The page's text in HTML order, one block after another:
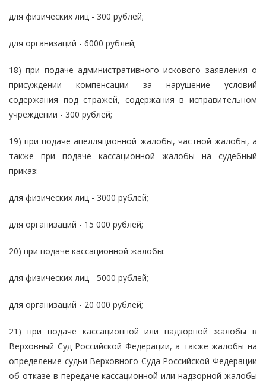
для физических лиц - 300 рублей;
для организаций - 6000 рублей;
18) при подаче административного искового заявления о
присуждении компенсации за нарушение условий
содержания под стражей, содержания в исправительном
учреждении - 300 рублей;
19) при подаче апелляционной жалобы, частной жалобы, а
также при подаче кассационной жалобы на судебный
приказ:
для физических лиц - 3000 рублей;
для организаций - 15 000 рублей;
20) при подаче кассационной жалобы:
для физических лиц - 5000 рублей;
для организаций - 20 000 рублей;
21) при подаче кассационной или надзорной жалобы в
Верховный Суд Российской Федерации, а также жалобы на
определение судьи Верховного Суда Российской Федерации
об отказе в передаче кассационной или надзорной жалобы